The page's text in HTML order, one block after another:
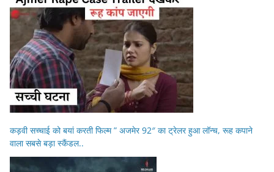
कड़वी सच्चाई को बयां करती फिल्म ” अजमेर 92″ का ट्रेलर हुआ लॉन्च, रूह कपाने
वाला सबसे बड़ा स्कैंडल..